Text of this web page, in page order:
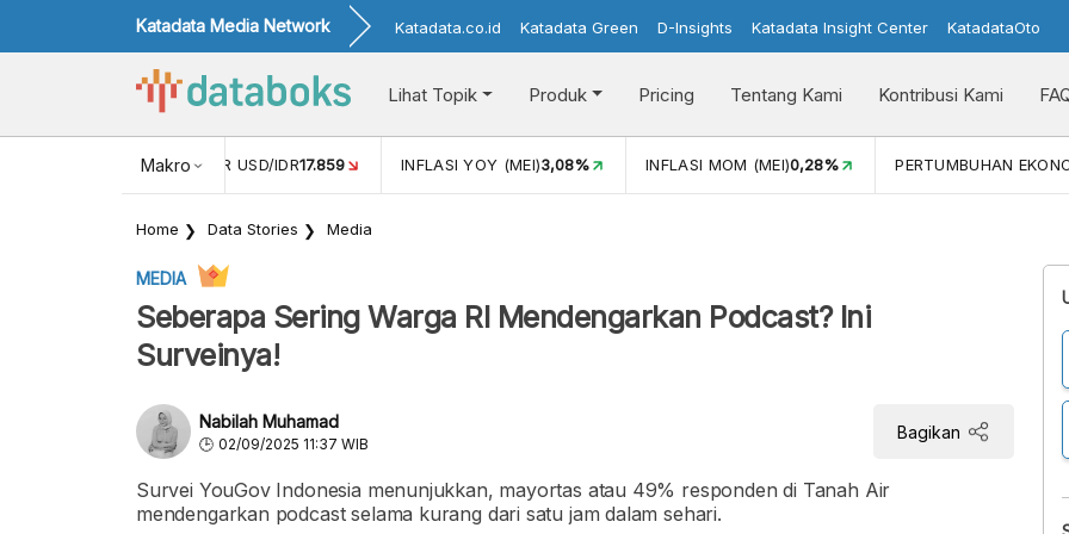
Katadata Media Network Katadata.co.id Katadata Green D-Insights Katadata Insight Center KatadataOto
Lihat Topik Produk Pricing Tentang Kami Kontribusi Kami
Makro
NILAI TUKAR USD/IDR17.859 INFLASI YOY (MEI)3,08% INFLASI MOM (MEI)0,28% PERTUMBUHAN
Home Data Stories Media
MEDIA
Seberapa Sering Warga RI Mendengarkan Podcast? Ini
Surveinya!
Nabilah Muhamad
02/09/2025 11:37 WIB
Bagikan
Survei YouGov Indonesia menunjukkan, mayortas atau 49% responden di Tanah Air
mendengarkan podcast selama kurang dari satu jam dalam sehari.